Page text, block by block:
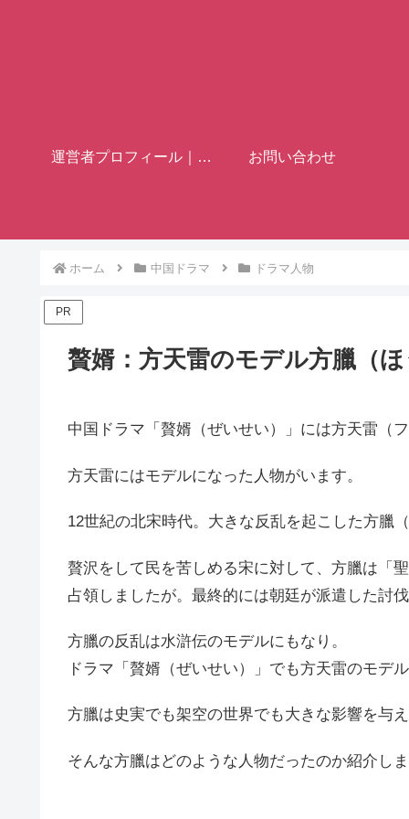
運営者プロフィール｜歴史ブロガー「フミヤ」 お問い合わせ
ホーム 中国ドラマ ドラマ人物
PR
贅婿：方天雷のモデル方臘（
中国ドラマ「贅婿（ぜいせい）」には方天雷（
方天雷にはモデルになった人物がいます。
12世紀の北宋時代。大きな反乱を起こした方臘
贅沢をして民を苦しめる宋に対して、方臘は「
占領しましたが。最終的には朝廷が派遣した討
方臘の反乱は水滸伝のモデルにもなり。
ドラマ「贅婿（ぜいせい）」でも方天雷のモデル
方臘は史実でも架空の世界でも大きな影響を与え
そんな方臘はどのような人物だったのか紹介しま